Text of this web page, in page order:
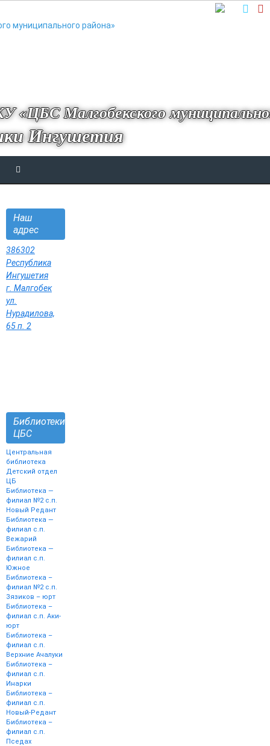
«ЦБС Малгобекского
Ингушетия
Наш
адрес
386302
Республика
Ингушетия
г. Малгобек
ул.
Нурадилова,
65 п. 2
Библиотеки
ЦБС
Центральная
библиотека
Детский отдел
ЦБ
Библиотека —
филиал №2 с.п.
Новый Редант
Библиотека —
филиал с.п.
Вежарий
Библиотека —
филиал с.п.
Южное
Библиотека –
филиал №2 с.п.
Зязиков – юрт
Библиотека –
филиал с.п. Аки-
юрт
Библиотека –
филиал с.п.
Верхние Ачалуки
Библиотека –
филиал с.п.
Инарки
Библиотека –
филиал с.п.
Новый-Редант
Библиотека –
филиал с.п.
Пседах